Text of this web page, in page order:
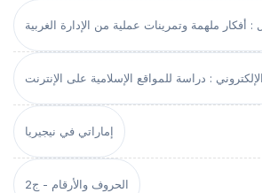
أفكار ملهمة وتمرينات عملية من الإدارة الغربية
: دراسة للمواقع الإسلامية على الإنترنت
إماراتي في نيجيريا
الحروف والأرقام - ج2